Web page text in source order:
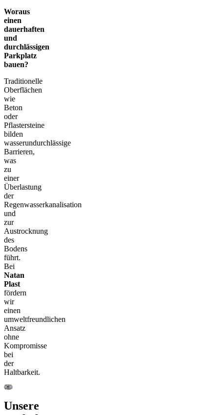
Woraus
einen
dauerhaften
und
durchlässigen
Parkplatz
bauen?
Traditionelle
Oberflächen
wie
Beton
oder
Pflastersteine
bilden
wasserundurchlässige
Barrieren,
was
zu
einer
Überlastung
der
Regenwasserkanalisation
und
zur
Austrocknung
des
Bodens
führt.
Bei
Natan
Plast
fördern
wir
einen
umweltfreundlichen
Ansatz
ohne
Kompromisse
bei
der
Haltbarkeit.
Unsere